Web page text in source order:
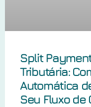
Split
Tributária:
Automática
Seu Fluxo de